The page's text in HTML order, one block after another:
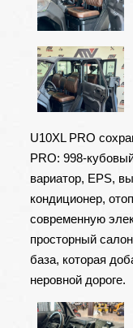
U10XL PRO
PRO: 998-
вариатор, EPS,
кондиционер,
современную
просторный
база, которая
неровной дороге.